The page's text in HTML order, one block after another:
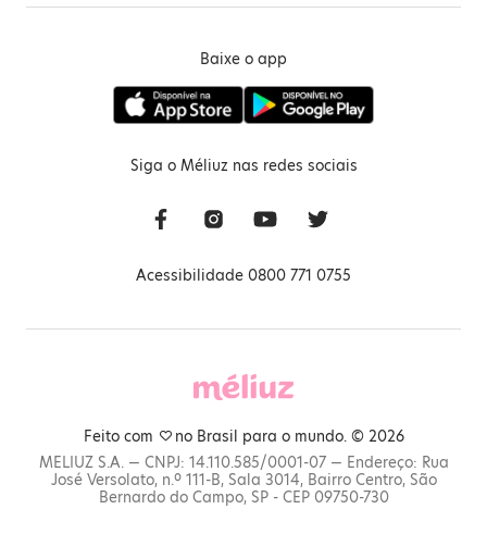
Baixe o app
Siga o Méliuz nas redes sociais
Acessibilidade 0800 771 0755
Feito com
no Brasil para o mundo. © 2026
MELIUZ S.A. — CNPJ: 14.110.585/0001-07 — Endereço: Rua
José Versolato, n.º 111-B, Sala 3014, Bairro Centro, São
Bernardo do Campo, SP - CEP 09750-730